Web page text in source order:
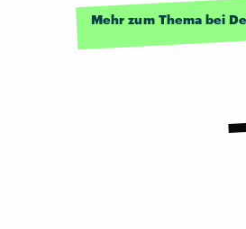
Mehr zum Thema bei